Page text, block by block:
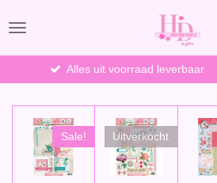
direct
hoofdinhoud
Alles uit voorraad leverbaar
Sale! Uitverkocht